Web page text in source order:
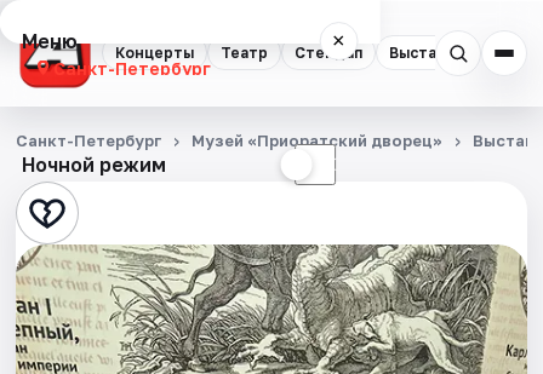
Концерты Театр Стендап Выставки
Меню ×
Санкт-Петербург
Концерты
Театр
Стендап
Выставки
Квесты
Ночной режим ☾
Санкт-Петербург Музей «Приоратский дворец»